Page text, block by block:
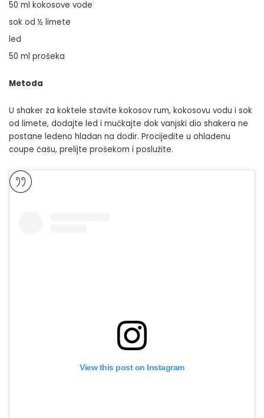
50 ml kokosove vode
sok od ½ limete
led
50 ml prošeka
Metoda
U shaker za koktele stavite kokosov rum, kokosovu vodu i sok
od limete, dodajte led i mućkajte dok vanjski dio shakera ne
postane ledeno hladan na dodir. Procijedite u ohlađenu
coupe čašu, prelijte prošekom i poslužite.
View this post on Instagram